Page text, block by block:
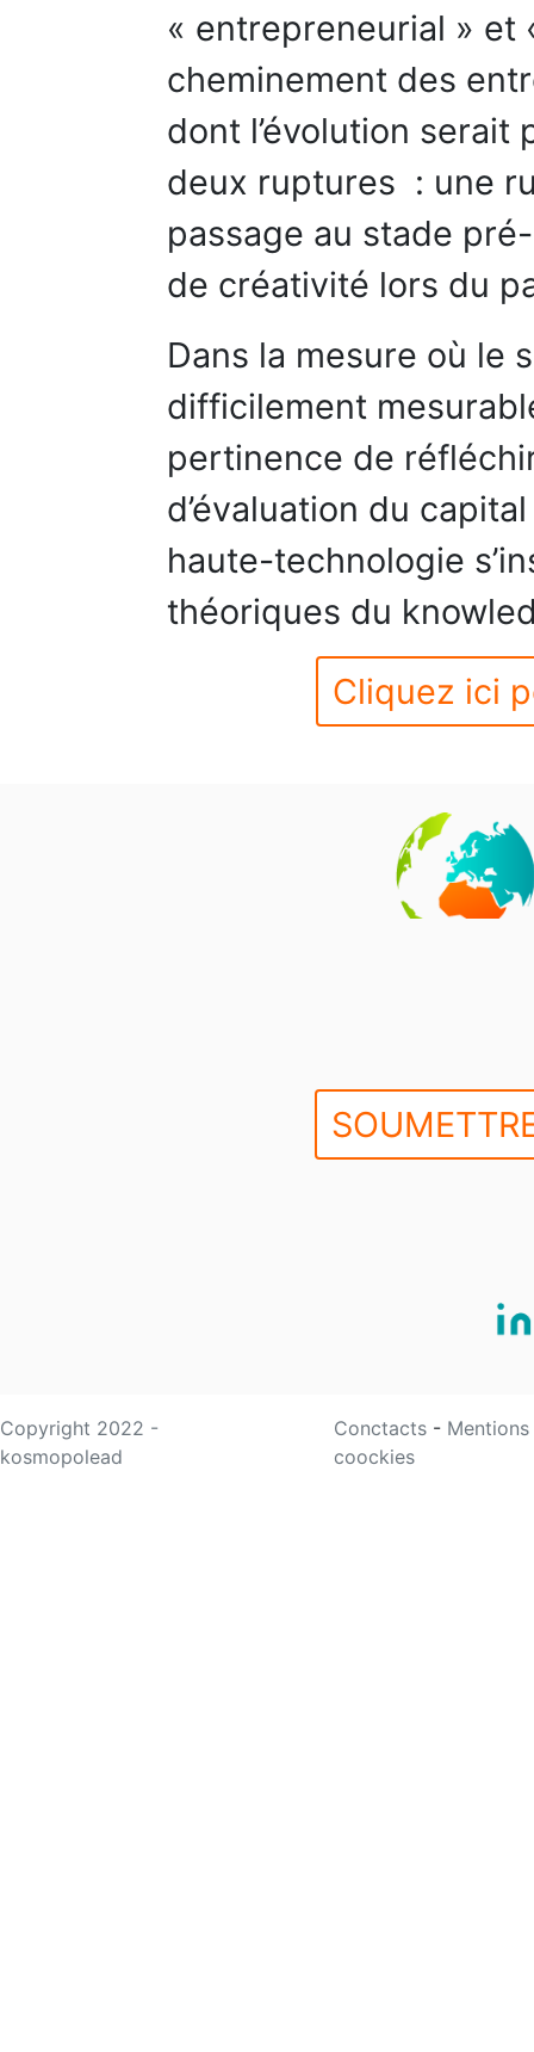
« entrepreneurial » et
cheminement des
dont l’évolution
deux ruptures : une
passage au stade
de créativité lors du
Dans la mesure où le
difficilement
pertinence de
d’évaluation du
haute-technologie
théoriques du
Cliquez ici
Copyright 2022 -
kosmopolead
Conctacts -
coockies